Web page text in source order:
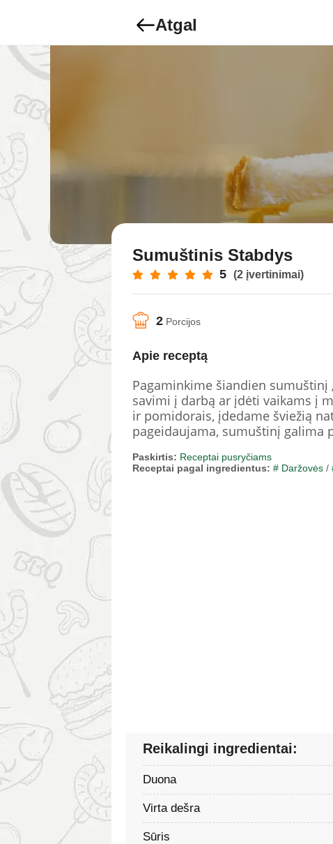
Atgal
Sumuštinis Stabdys
5 (2 įvertinimai)
2 Porcijos
Apie receptą
Pagaminkime šiandien sumuštinį
savimi į darbą ar įdėti vaikams į
ir pomidorais, įdedame šviežią
pageidaujama, sumuštinį galima
Paskirtis: Receptai pusryčiams
Receptai pagal ingredientus: # Daržovės /
Reikalingi ingredientai:
Duona
Virta dešra
Sūris